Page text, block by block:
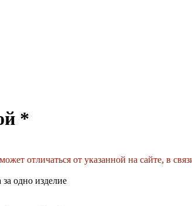
*
отличаться от указанной на сайте, в
одно изделие